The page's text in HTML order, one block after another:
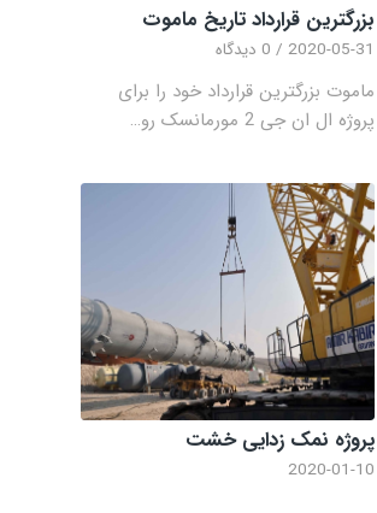
بزرگترین قرارداد تاریخ ماموت
2020-05-31
/ 0 دیدگاه
ماموت بزرگترین قرارداد خود را برای
پروژه ال ان جی 2 مورمانسک رو…
پروژه نمک زدایی خشت
2020-01-10